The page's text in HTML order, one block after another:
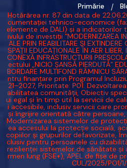
Primărie
Hotărârea nr. 87 din data de
cumentației tehnico-economice
elemente de DALI) și a
ivului de investiții ”MODERNIZAREA
ALE PRIN REABILITARE ȘI
SPAȚII EDUCAȚIONALE ÎN AER
CONEXĂ INFRASTRUCTURII
ectului „NICIO ȘANSĂ PIERDUTĂ”
BORDARE MULTIFOND RÂMNICU
ntru finanțare prin Programul
21–2027, Prioritate: P01.
abilitatea comunității, Obiectiv
ui egal și în timp util la servicii de
i accesibile, inclusiv servicii care
și îngrijire orientată către
Modernizarea sistemelor de
ea accesului la protecție socială,
copiilor și grupurilor defavorizate,
clusiv pentru persoanele cu
rezilienței sistemelor de sănătate și
rmen lung (FSE+), APEL de fișe de
CUL/2025/PO1/1/